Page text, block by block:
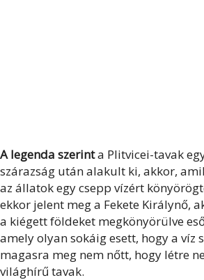
A legenda szerinta Plitvicei-tavak
szárazság után alakult ki, akkor,
az állatok egy csepp vízért
ekkor jelent meg a Fekete Királynő,
a kiégett földeket megkönyörülve
amely olyan sokáig esett, hogy a víz
magasra meg nem nőtt, hogy létre
világhírű tavak.